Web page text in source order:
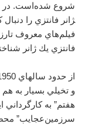
شروع شده‌است. در
فيلم‌هاي معروف
فانتزي يك ژانر
و تخيلي بسيار به
سرزمين‌عجايب”